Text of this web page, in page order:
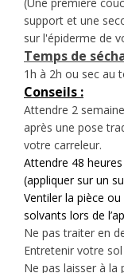
(Une première
support et une
sur l'épiderme de
Temps de
1h à 2h ou sec au
Conseils :
Attendre 2
après une pose
votre carreleur.
Attendre 48
(appliquer sur un
Ventiler la pièce
solvants lors de
Ne pas traiter en
Entretenir votre
Ne pas laisser à la